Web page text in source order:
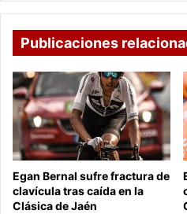
Publicaciones
Egan Bernal sufre fractura de
clavícula tras caída en la
Clásica de Jaén